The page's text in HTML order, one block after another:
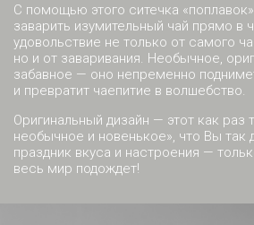
С помощью этого ситечка
заварить изумительный чай прямо в
удовольствие не только от самого
но и от заваривания. Необычное,
забавное — оно непременно
и превратит чаепитие в волшебство.
Оригинальный дизайн — этот как раз
необычное и новенькое», что Вы так
праздник вкуса и настроения —
весь мир подождет!